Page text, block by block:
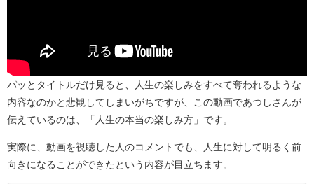
パッとタイトルだけ見ると、人生の楽しみをすべて奪われるような
内容なのかと悲観してしまいがちですが、この動画であつしさんが
伝えているのは、「人生の本当の楽しみ方」です。
実際に、動画を視聴した人のコメントでも、人生に対して明るく前
向きになることができたという内容が目立ちます。